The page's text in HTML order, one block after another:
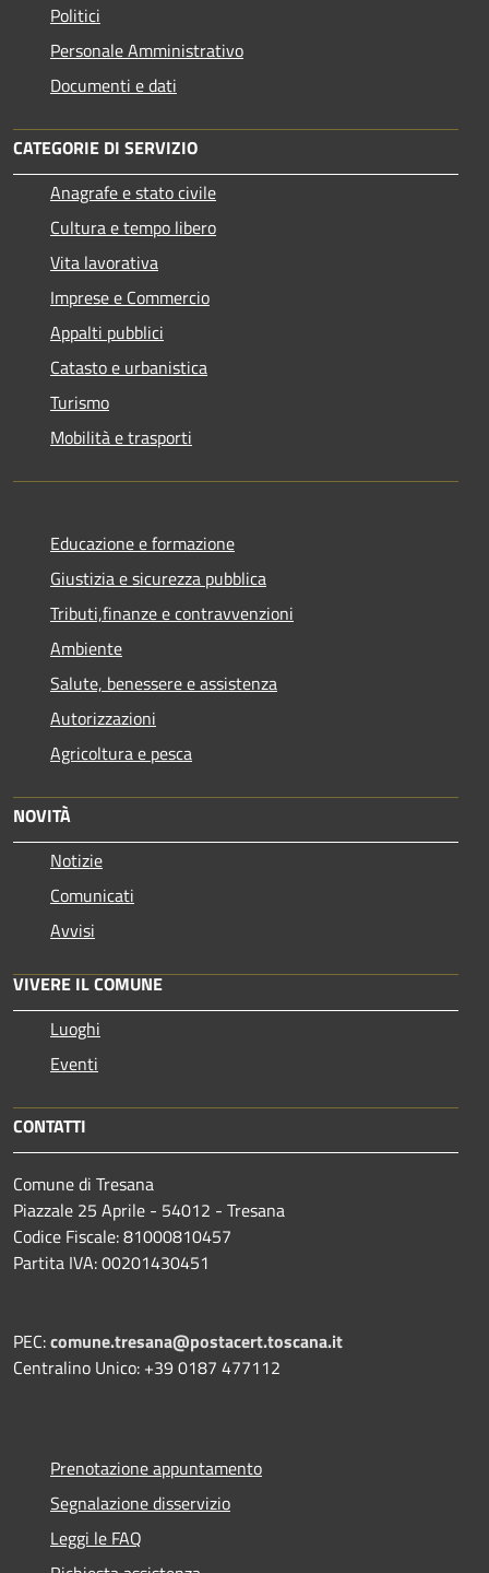
Politici
Personale Amministrativo
Documenti e dati
CATEGORIE DI SERVIZIO
Anagrafe e stato civile
Cultura e tempo libero
Vita lavorativa
Imprese e Commercio
Appalti pubblici
Catasto e urbanistica
Turismo
Mobilità e trasporti
Educazione e formazione
Giustizia e sicurezza pubblica
Tributi,finanze e contravvenzioni
Ambiente
Salute, benessere e assistenza
Autorizzazioni
Agricoltura e pesca
NOVITÀ
Notizie
Comunicati
Avvisi
VIVERE IL COMUNE
Luoghi
Eventi
CONTATTI
Comune di Tresana
Piazzale 25 Aprile - 54012 - Tresana
Codice Fiscale: 81000810457
Partita IVA: 00201430451
PEC:comune.tresana@postacert.toscana.it
Centralino Unico: +39 0187 477112
Prenotazione appuntamento
Segnalazione disservizio
Leggi le FAQ